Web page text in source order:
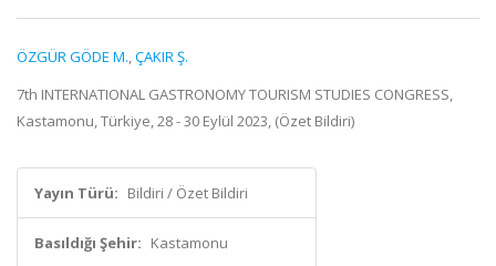
ÖZGÜR GÖDE M.,ÇAKIR Ş.
7th INTERNATIONAL GASTRONOMY TOURISM STUDIES CONGRESS,
Kastamonu, Türkiye, 28 - 30 Eylül 2023, (Özet Bildiri)
Yayın Türü: Bildiri / Özet Bildiri
Basıldığı Şehir: Kastamonu